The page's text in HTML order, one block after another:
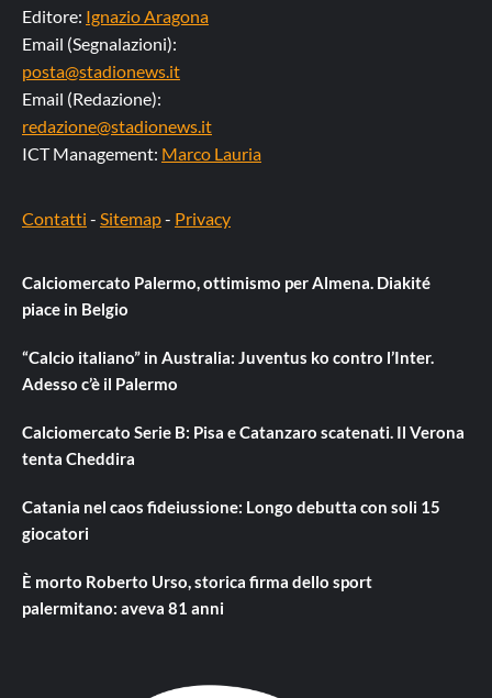
Editore: Ignazio Aragona
Email (Segnalazioni):
posta@stadionews.it
Email (Redazione):
redazione@stadionews.it
ICT Management: Marco Lauria
Contatti - Sitemap- Privacy
Calciomercato Palermo, ottimismo per Almena. Diakité
piace in Belgio
“Calcio italiano” in Australia: Juventus ko contro l’Inter.
Adesso c’è il Palermo
Calciomercato Serie B: Pisa e Catanzaro scatenati. Il Verona
tenta Cheddira
Catania nel caos fideiussione: Longo debutta con soli 15
giocatori
È morto Roberto Urso, storica firma dello sport
palermitano: aveva 81 anni